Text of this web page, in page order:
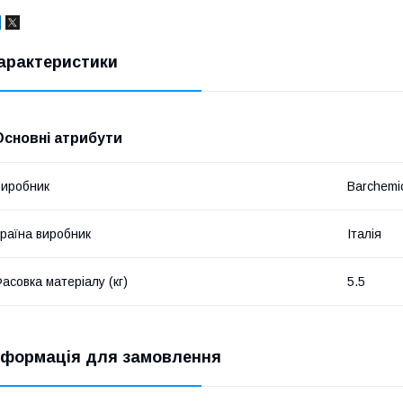
атрибути
виробник Італія
матеріалу (кг) 5.5
для замовлення